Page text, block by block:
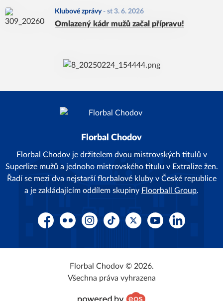
Klubové zprávy- st 3. 6. 2026
Omlazený kádr mužů začal přípravu!
Florbal Chodov
Florbal Chodov je držitelem dvou mistrovských titulů v
Superlize mužů a jednoho mistrovského titulu v Extralize žen.
Řadí se mezi dva nejstarší florbalové kluby v České republice
a je zakládajícím oddílem skupiny Floorball Group.
FacebookFlickr Instagram
TikTok Platform X
YouTubeLinkedIn
Florbal Chodov © 2026.
Všechna práva vyhrazena